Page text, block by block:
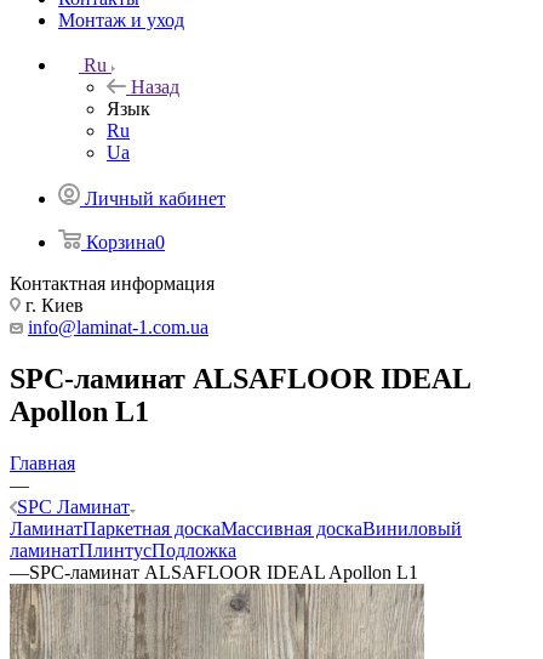
Монтаж и уход
Ru
Назад
Язык
Ru
Ua
Личный кабинет
Корзина0
Контактная информация
г. Киев
info@laminat-1.com.ua
SPC-ламинат ALSAFLOOR IDEAL
Apollon L1
Главная
—
SPC Ламинат
ЛаминатПаркетная доскаМассивная доскаВиниловый
ламинатПлинтусПодложка
—SPC-ламинат ALSAFLOOR IDEAL Apollon L1